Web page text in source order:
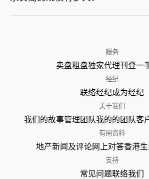
服务
卖盘租盘独家代理刊登一
经纪
联络经纪成为经纪
关于我们
我们的故事管理团队我的的团队客
有用资料
地产新闻及评论网上对答香港
支持
常见问题联络我们